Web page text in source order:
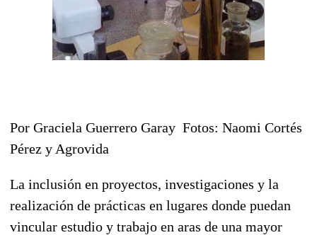
Por Graciela Guerrero Garay Fotos: Naomi Cortés
Pérez y Agrovida
La inclusión en proyectos, investigaciones y la
realización de prácticas en lugares donde puedan
vincular estudio y trabajo en aras de una mayor